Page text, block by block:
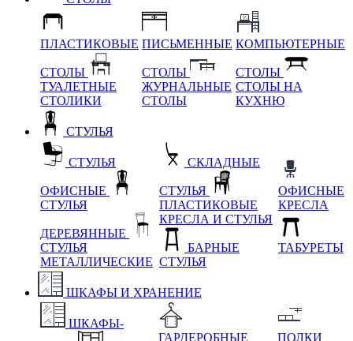
ПЛАСТИКОВЫЕ
СТОЛЫ
ТУАЛЕТНЫЕ
СТОЛИКИ
ПИСЬМЕННЫЕ
СТОЛЫ
ЖУРНАЛЬНЫЕ
СТОЛЫ
КОМПЬЮТЕРНЫЕ
СТОЛЫ
СТОЛЫ НА
КУХНЮ
СТУЛЬЯ
СТУЛЬЯ
ОФИСНЫЕ
СТУЛЬЯ
ДЕРЕВЯННЫЕ
СТУЛЬЯ
МЕТАЛЛИЧЕСКИЕ
СКЛАДНЫЕ
СТУЛЬЯ
ПЛАСТИКОВЫЕ
КРЕСЛА И СТУЛЬЯ
БАРНЫЕ
СТУЛЬЯ
ОФИСНЫЕ
КРЕСЛА
ТАБУРЕТЫ
ШКАФЫ И ХРАНЕНИЕ
ШКАФЫ-
ГАРДЕРОБНЫЕ
ПОЛКИ